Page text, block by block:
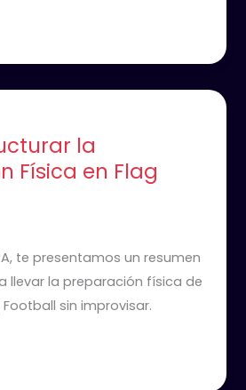
la
Física en Flag
te presentamos un resumen
llevar la preparación física de
sin improvisar.